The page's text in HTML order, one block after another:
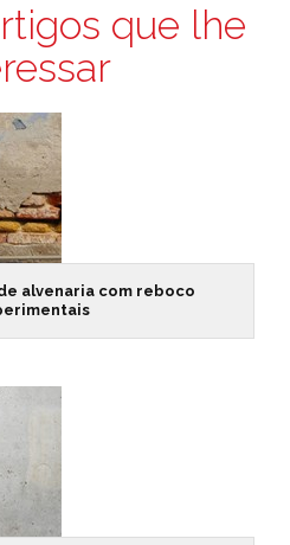
que lhe
alvenaria com reboco